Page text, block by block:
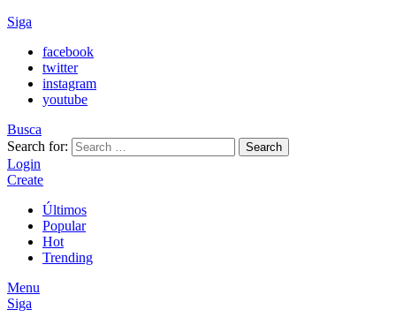
Siga
facebook
twitter
instagram
youtube
Busca
Search for:
Search
Login
Create
Últimos
Popular
Hot
Trending
Menu
Siga